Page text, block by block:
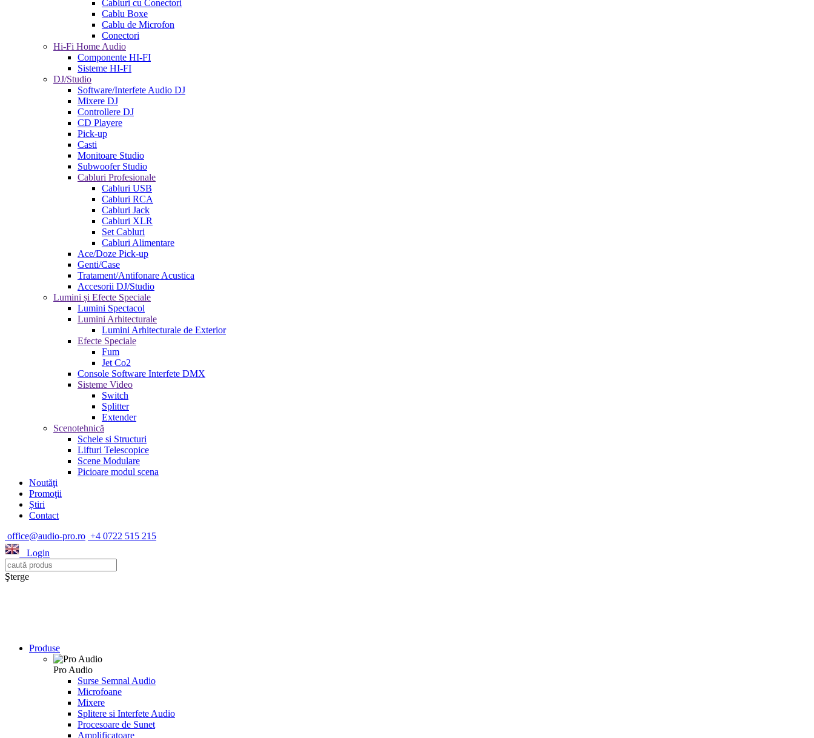
Cabluri cu Conectori
Cablu Boxe
Cablu de Microfon
Conectori
Hi-Fi Home Audio
Componente HI-FI
Sisteme HI-FI
DJ/Studio
Software/Interfete Audio DJ
Mixere DJ
Controllere DJ
CD Playere
Pick-up
Casti
Monitoare Studio
Subwoofer Studio
Cabluri Profesionale
Cabluri USB
Cabluri RCA
Cabluri Jack
Cabluri XLR
Set Cabluri
Cabluri Alimentare
Ace/Doze Pick-up
Genti/Case
Tratament/Antifonare Acustica
Accesorii DJ/Studio
Lumini și Efecte Speciale
Lumini Spectacol
Lumini Arhitecturale
Lumini Arhitecturale de Exterior
Efecte Speciale
Fum
Jet Co2
Console Software Interfete DMX
Sisteme Video
Switch
Splitter
Extender
Scenotehnică
Schele si Structuri
Lifturi Telescopice
Scene Modulare
Picioare modul scena
Noutăţi
Promoţii
Știri
Contact
office@audio-pro.ro +4 0722 515 215
Login
Şterge
Produse
Pro Audio
Surse Semnal Audio
Microfoane
Mixere
Splitere si Interfete Audio
Procesoare de Sunet
Amplificatoare